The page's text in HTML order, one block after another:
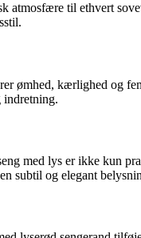
atmosfære til ethvert
ømhed, kærlighed og
indretning.
med lys er ikke kun
subtil og elegant